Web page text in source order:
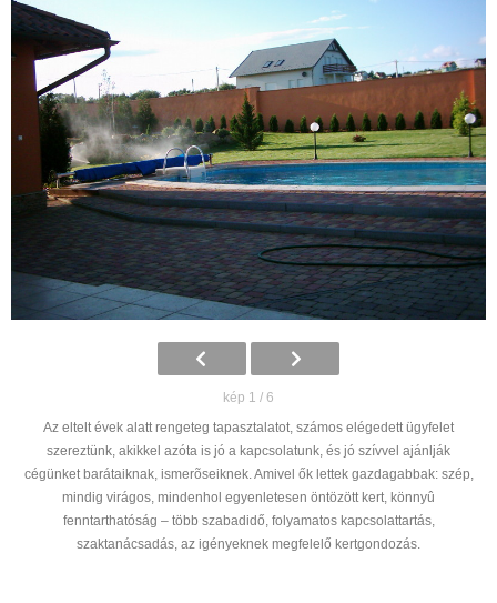
kép 1 / 6
Az eltelt évek alatt rengeteg tapasztalatot, számos elégedett ügyfelet
szereztünk, akikkel azóta is jó a kapcsolatunk, és jó szívvel ajánlják
cégünket barátaiknak, ismerõseiknek. Amivel ők lettek gazdagabbak: szép,
mindig virágos, mindenhol egyenletesen öntözött kert, könnyû
fenntarthatóság – több szabadidő, folyamatos kapcsolattartás,
szaktanácsadás, az igényeknek megfelelő kertgondozás.